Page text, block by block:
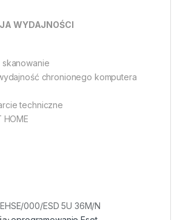
WYDAJNOŚCI
chronionego komputera
techniczne
HOME
000/ESD 5U 36M/N